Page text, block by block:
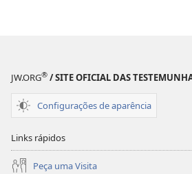
JW.ORG® / SITE OFICIAL DAS
Configurações de aparência
Links rápidos
Peça uma Visita